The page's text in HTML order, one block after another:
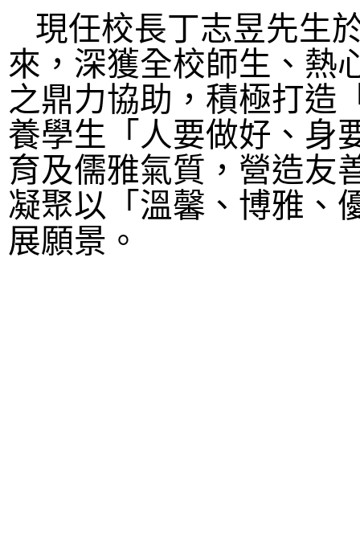
現任校長丁志昱先生
來，深獲全校師生、熱
之鼎力協助，積極打造
養學生「人要做好、身
育及儒雅氣質，營造友
凝聚以「溫馨、博雅、
展願景。